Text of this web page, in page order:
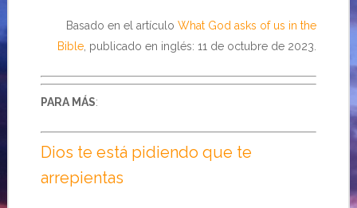
Basado en el artículoWhat God asks of us in the
Bible , publicado en inglés: 11 de octubre de 2023.
PARA MÁS:
Dios te está pidiendo que te
arrepientas